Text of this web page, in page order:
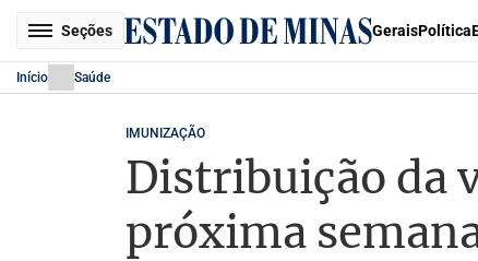
Seções GeraisPolítica
Início Saúde
IMUNIZAÇÃO
Distribuição da
próxima